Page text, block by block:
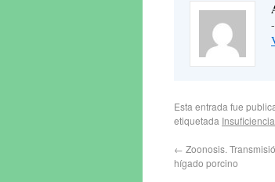
Esta entrada fue
etiquetada
← Zoonosis.
hígado porcino